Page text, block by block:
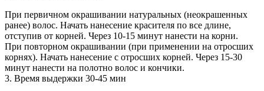
При первичном окрашивании натуральных (неокрашенных
ранее) волос. Начать нанесение красителя по все длине,
отступив от корней. Через 10-15 минут нанести на корни.
При повторном окрашивании (при применении на отросших
корнях). Начать нанесение с отросших корней. Через 15-30
минут нанести на полотно волос и кончики.
3. Время выдержки 30-45 мин